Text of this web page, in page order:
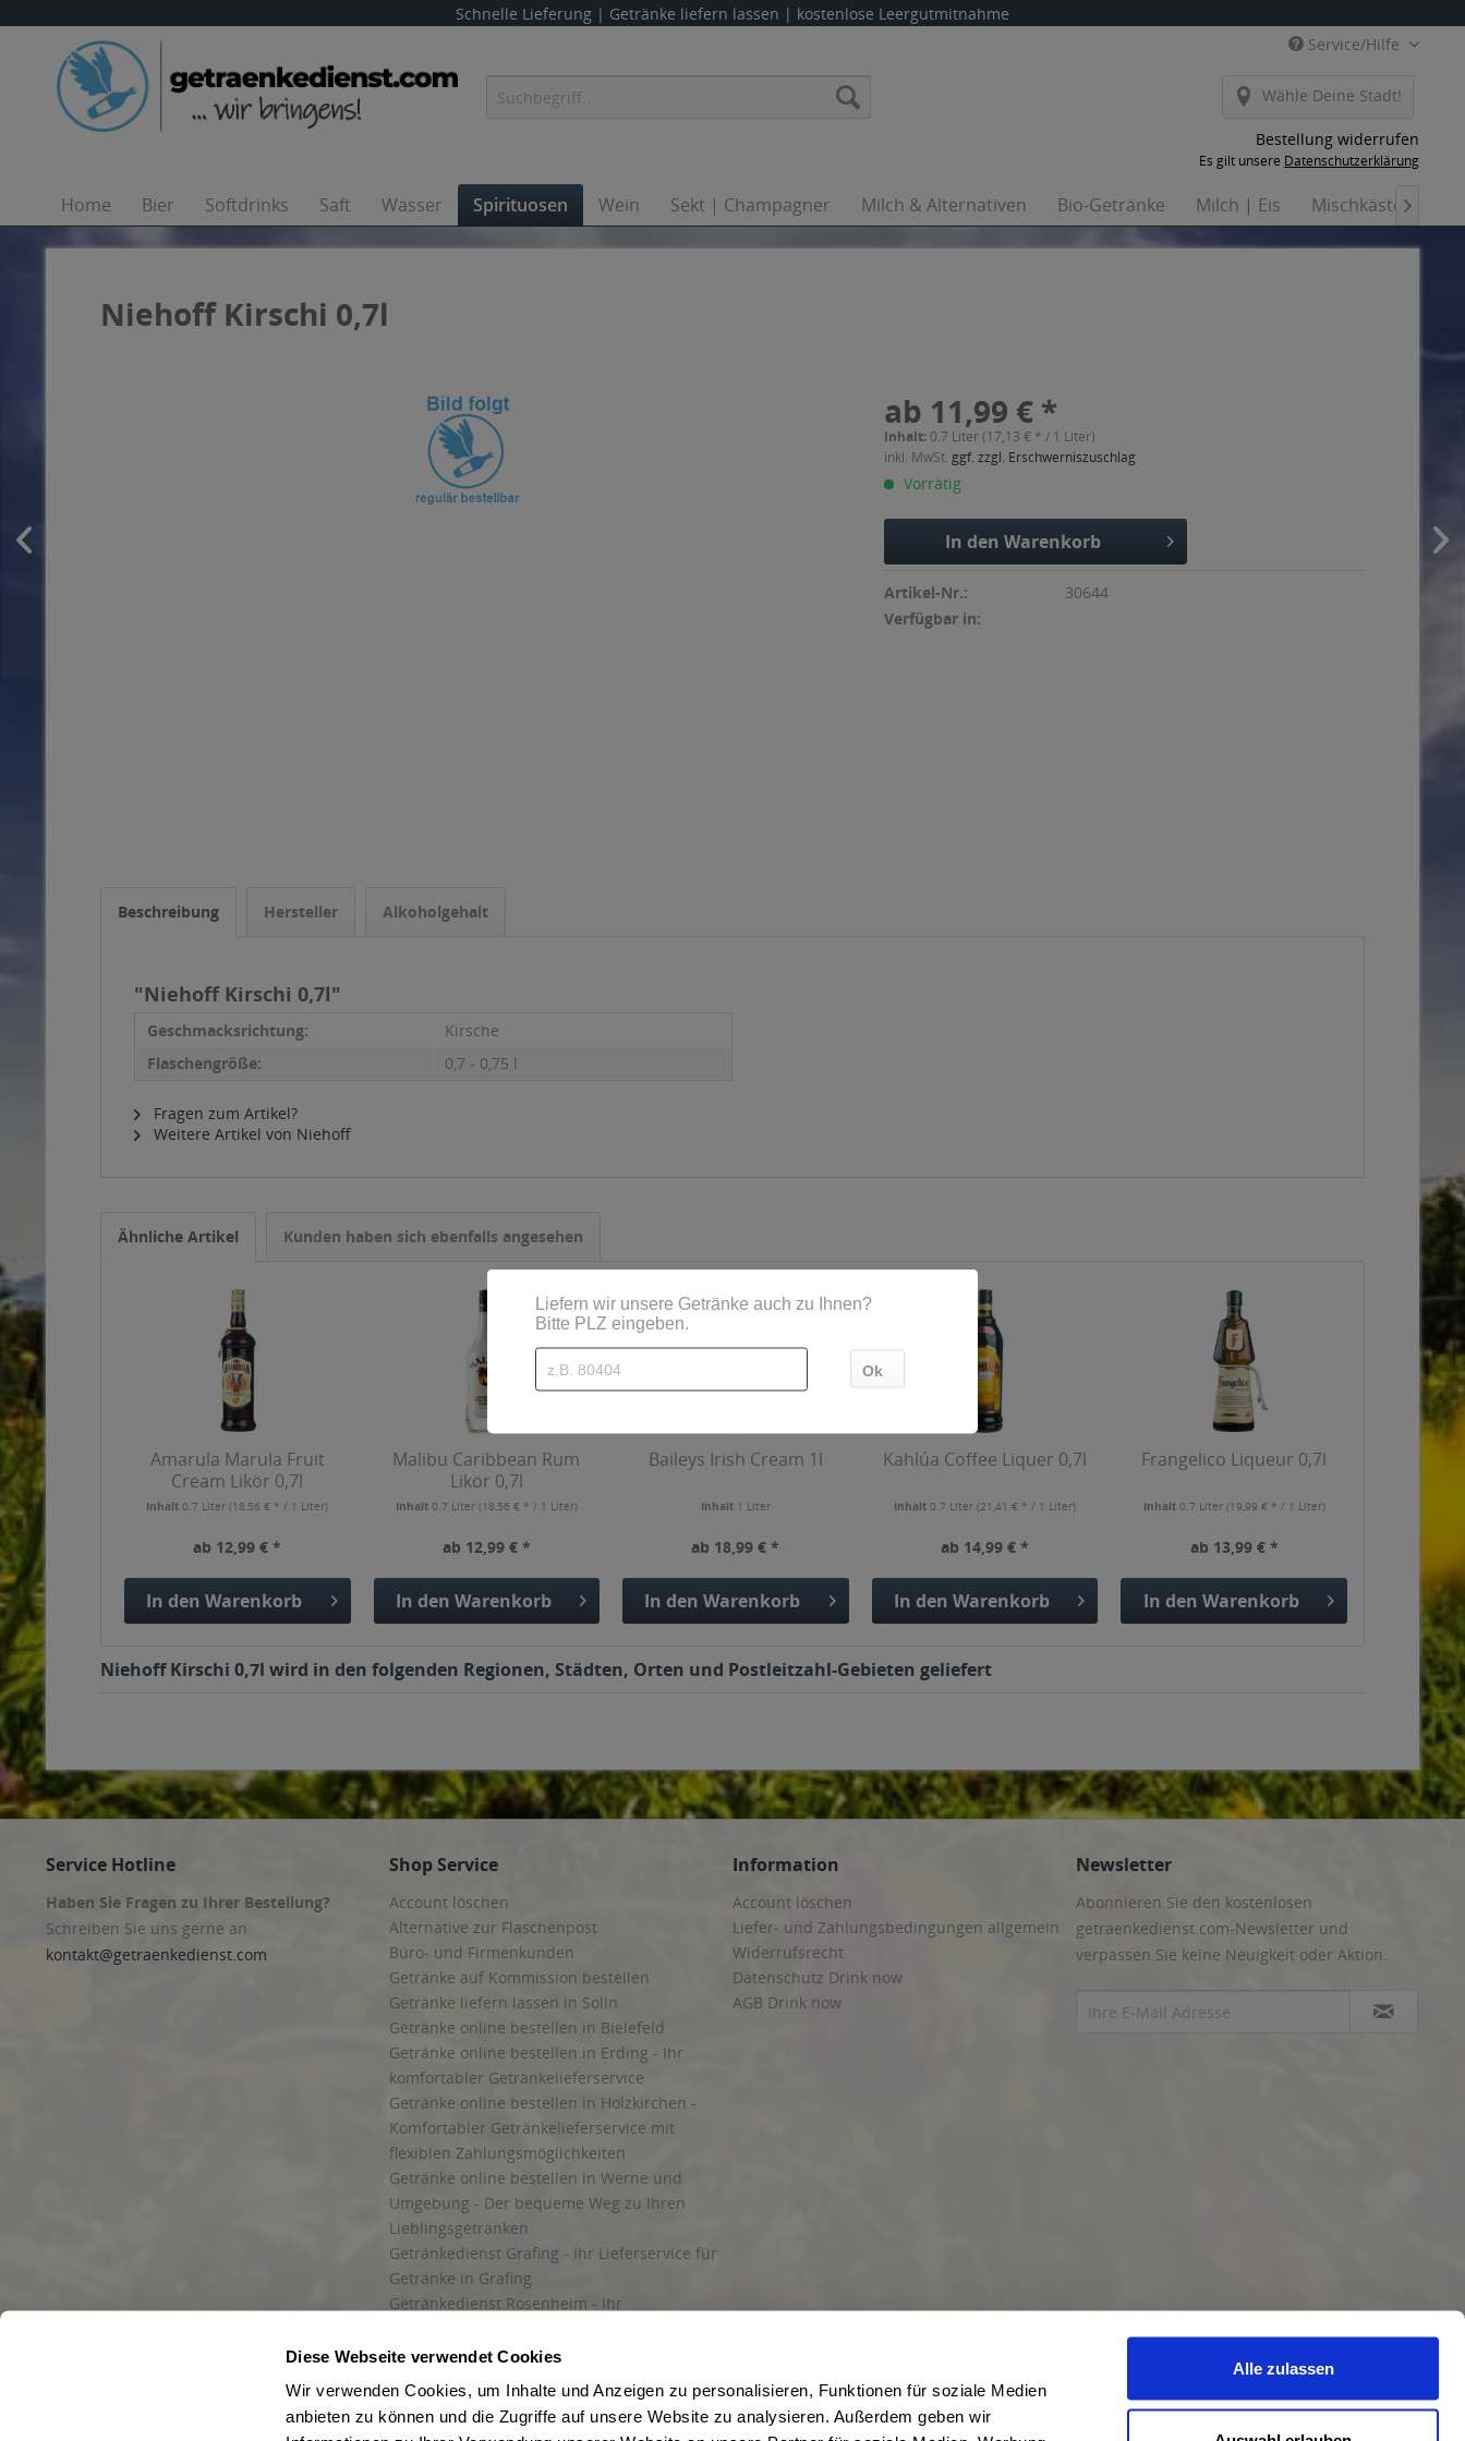
Diese Webseite verwendet Cookies
Wir verwenden Cookies, um Inhalte und Anzeigen zu personalisieren, Funktionen für soziale Medien
anbieten zu können und die Zugriffe auf unsere Website zu analysieren. Außerdem geben wir
Alle zulassen
Schnelle Lieferung | Getränke liefern lassen | kostenlose Leergutmitnahme
Service/Hilfe
Wähle Deine Stadt!
Bestellung widerrufen
Es gilt unsere Datenschutzerklärung
Home Bier Softdrinks Saft Wasser Spirituosen Wein Sekt | Champagner Milch & Alternativen Bio-Getränke Milch | Eis Mischkästen

Niehoff Kirschi 0,7l
ab 11,99 € *
Inhalt: 0.7 Liter (17,13 € * / 1 Liter)
inkl. MwSt. ggf. zzgl. Erschwerniszuschlag
Vorrätig
In den Warenkorb
Artikel-Nr.:
30644
Verfügbar in:
Beschreibung Hersteller Alkoholgehalt
"Niehoff Kirschi 0,7l"
Geschmacksrichtung:
Kirsche
Flaschengröße:
0,7 - 0,75 l
Fragen zum Artikel?
Weitere Artikel von Niehoff
Ähnliche Artikel Kunden haben sich ebenfalls angesehen
Amarula Marula Fruit
Cream Likör 0,7l
Inhalt0.7 Liter(18,56 € * / 1 Liter)
ab 12,99 € *
In den Warenkorb
Malibu Caribbean Rum
Likör 0,7l
Inhalt 0.7 Liter (18,56 € * / 1 Liter)
ab 12,99 € *
In den Warenkorb
Baileys Irish Cream 1l
Inhalt 1 Liter
ab 18,99 € *
In den Warenkorb
Kahlúa Coffee Liquer 0,7l
Inhalt0.7 Liter(21,41 € * / 1 Liter)
ab 14,99 € *
In den Warenkorb
Frangelico Liqueur 0,7l
Inhalt 0.7 Liter (19,99 € * / 1 Liter)
ab 13,99 € *
In den Warenkorb
Niehoff Kirschi 0,7l wird in den folgenden Regionen, Städten, Orten und Postleitzahl-Gebieten geliefert
Service Hotline
Haben Sie Fragen zu Ihrer Bestellung?
Schreiben Sie uns gerne an
kontakt@getraenkedienst.com
Shop Service
Account löschen
Alternative zur Flaschenpost
Büro- und Firmenkunden
Getränke auf Kommission bestellen
Getränke liefern lassen in Solln
Getränke online bestellen in Bielefeld
Getränke online bestellen in Erding - Ihr
komfortabler Getränkelieferservice
Getränke online bestellen in Holzkirchen -
Komfortabler Getränkelieferservice mit
flexiblen Zahlungsmöglichkeiten
Getränke online bestellen in Werne und
Umgebung - Der bequeme Weg zu Ihren
Lieblingsgetränken
Getränkedienst Grafing - Ihr Lieferservice für
Getränke in Grafing
Getränkedienst Rosenheim - Ihr
und Umgebung
Liefergebiet
Lieferservice für Getränke
Information
Account löschen
Liefer- und Zahlungsbedingungen allgemein
Widerrufsrecht
Datenschutz Drink now
AGB Drink now
Newsletter
Abonnieren Sie den kostenlosen
getraenkedienst.com-Newsletter und
verpassen Sie keine Neuigkeit oder Aktion.